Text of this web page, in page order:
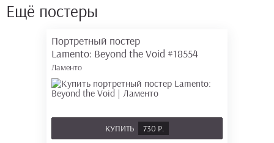
Ещё постеры
Портретный постер
Lamento: Beyond the Void #18554
Ламенто
КУПИТЬ 730 Р.